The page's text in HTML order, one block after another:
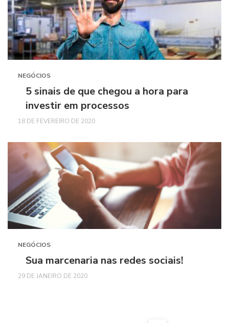
NEGÓCIOS
5 sinais de que chegou a hora para
investir em processos
18 DE FEVEREIRO DE 2020
NEGÓCIOS
Sua marcenaria nas redes sociais!
29 DE JANEIRO DE 2020